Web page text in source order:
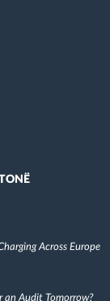
Across Europe
an Audit Tomorrow?